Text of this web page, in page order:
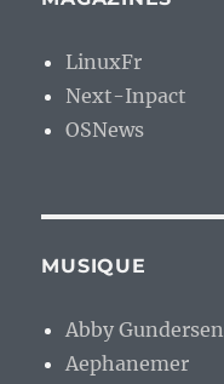
LinuxFr
Next-Inpact
OSNews
MUSIQUE
Abby Gundersen
Aephanemer